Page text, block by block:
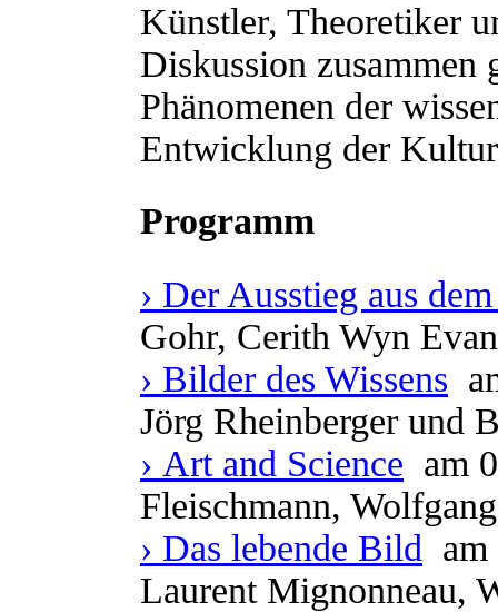
Künstler, Theoretiker
Diskussion zusammen
Phänomenen der
Entwicklung der Kultur
Programm
› Der Ausstieg aus
Gohr, Cerith Wyn
› Bilder des Wissens
Jörg Rheinberger und
› Art and Science am
Fleischmann,
› Das lebende Bild
Laurent Mignonneau,